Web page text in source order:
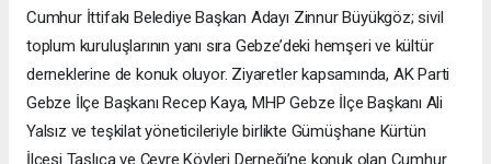
Cumhur İttifakı Belediye Başkan Adayı Zinnur Büyükgöz; sivil
toplum kuruluşlarının yanı sıra Gebze’deki hemşeri ve kültür
derneklerine de konuk oluyor. Ziyaretler kapsamında, AK Parti
Gebze İlçe Başkanı Recep Kaya, MHP Gebze İlçe Başkanı Ali
Yalsız ve teşkilat yöneticileriyle birlikte Gümüşhane Kürtün
İlçesi Taşlıca ve Çevre Köyleri Derneği’ne konuk olan Cumhur